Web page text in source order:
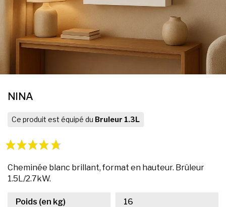
NINA
Ce produit est équipé du Bruleur 1.3L
Cheminée blanc brillant, format en hauteur. Brûleur
1.5L/2.7kW.
Poids (en kg) 16